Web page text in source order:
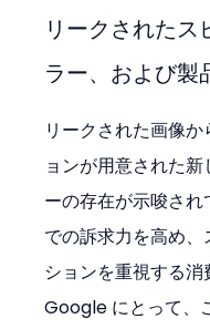
リークされたス
ラー、および製
リークされた画像
ョンが用意された
ーの存在が示唆さ
での訴求力を高め
ションを重視する消
Google にとって、